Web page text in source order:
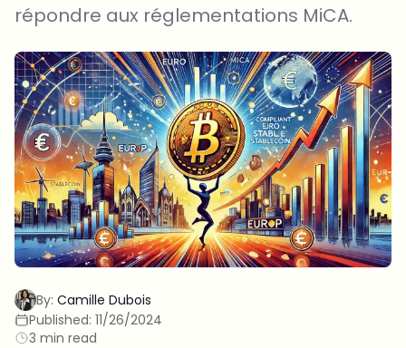
répondre aux réglementations MiCA.
By: Camille Dubois
Published: 11/26/2024
3 min read